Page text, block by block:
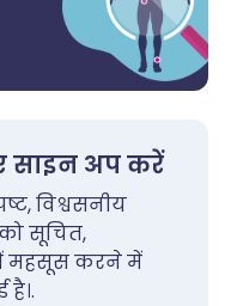
साइन अप करें
विश्वसनीय
सूचित,
में महसूस करने में